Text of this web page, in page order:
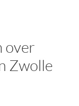
over
Zwolle